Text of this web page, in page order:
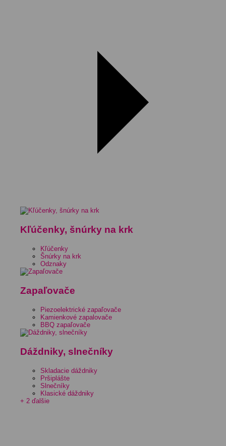
Kľúčenky, šnúrky na krk
Kľúčenky
Šnúrky na krk
Odznaky
Zapaľovače
Piezoelektrické zapaľovače
Kamienkové zapalovače
BBQ zapaľovače
Dáždniky, slnečníky
Skladacie dáždniky
Pršiplášte
Slnečníky
Klasické dáždniky
+ 2 ďalšie